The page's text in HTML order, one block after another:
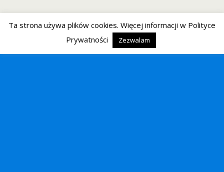
Ta strona używa plików cookies. Więcej informacji w Polityce
Prywatności
Zezwalam